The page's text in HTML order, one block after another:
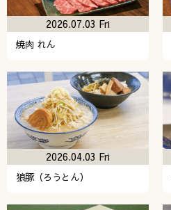
焼肉 れん
2026.07.03 Fri
狼豚（ろうとん）
2026.04.03 Fri